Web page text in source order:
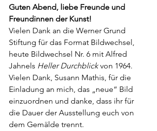
Guten Abend, liebe Freunde und
Freundinnen der Kunst!
Vielen Dank an die Werner Grund
Stiftung für das Format Bildwechsel,
heute Bildwechsel Nr. 6 mit Alfred
Jahnels Heller Durchblick von 1964.
Vielen Dank, Susann Mathis, für die
Einladung an mich, das „neue“ Bild
einzuordnen und danke, dass ihr für
die Dauer der Ausstellung euch von
dem Gemälde trennt.